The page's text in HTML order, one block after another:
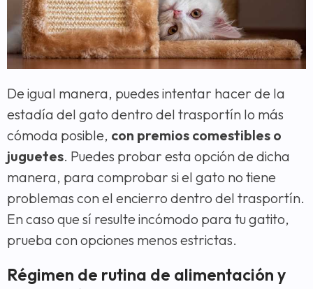
De igual manera, puedes intentar hacer de la
estadía del gato dentro del trasportín lo más
cómoda posible, con premios comestibles o
juguetes. Puedes probar esta opción de dicha
manera, para comprobar si el gato no tiene
problemas con el encierro dentro del trasportín.
En caso que sí resulte incómodo para tu gatito,
prueba con opciones menos estrictas.
Régimen de rutina de alimentación y